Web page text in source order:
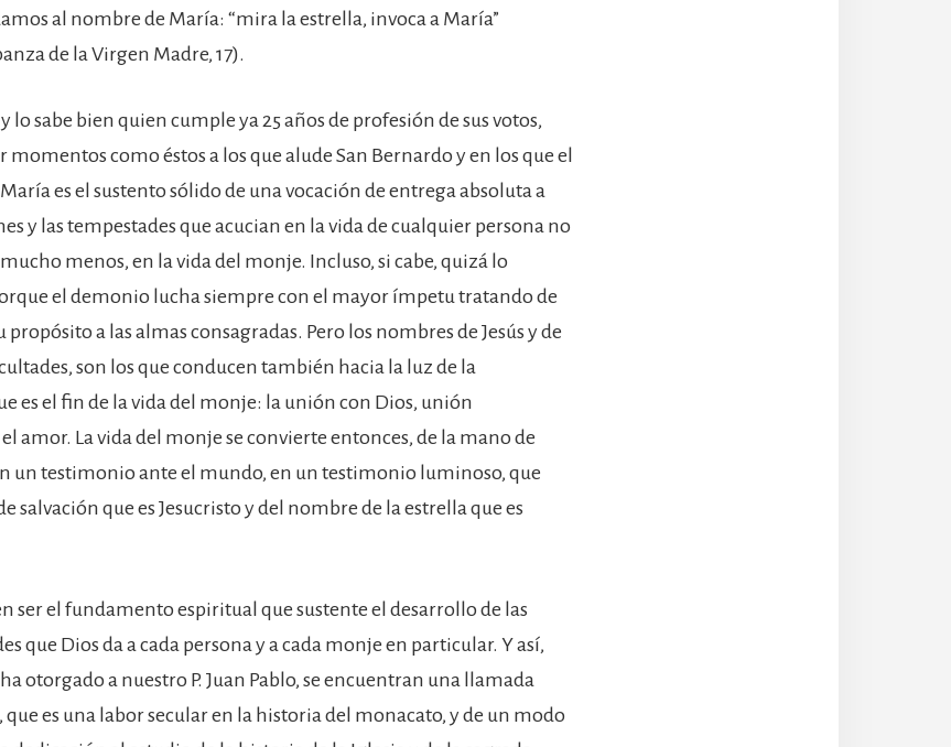
al nombre de María: “mira la estrella, invoca a María”
de la Virgen Madre, 17).
lo sabe bien quien cumple ya 25 años de profesión de sus votos,
momentos como éstos a los que alude San Bernardo y en los que el
María es el sustento sólido de una vocación de entrega absoluta a
y las tempestades que acucian en la vida de cualquier persona no
menos, en la vida del monje. Incluso, si cabe, quizá lo
el demonio lucha siempre con el mayor ímpetu tratando de
propósito a las almas consagradas. Pero los nombres de Jesús y de
son los que conducen también hacia la luz de la
es el fin de la vida del monje: la unión con Dios, unión
amor. La vida del monje se convierte entonces, de la mano de
un testimonio ante el mundo, en un testimonio luminoso, que
salvación que es Jesucristo y del nombre de la estrella que es
ser el fundamento espiritual que sustente el desarrollo de las
que Dios da a cada persona y a cada monje en particular. Y así,
otorgado a nuestro P. Juan Pablo, se encuentran una llamada
que es una labor secular en la historia del monacato, y de un modo